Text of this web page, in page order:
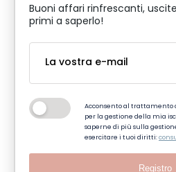
Buoni affari rinfrescanti,
primi a saperlo!
Acconsento al trattamento
per la gestione della mia
saperne di più sulla
esercitare i tuoi diritti:
Registro